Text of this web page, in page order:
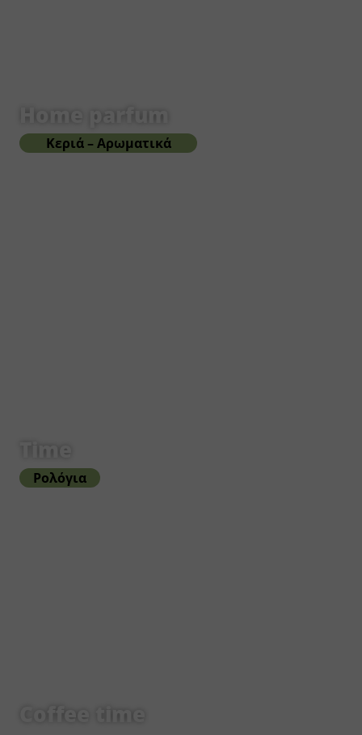
Home parfum
Κεριά – Αρωματικά
Time
Ρολόγια
Coffee time